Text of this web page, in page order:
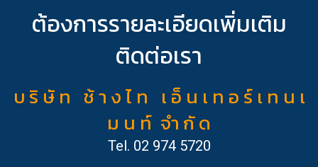
ต้องการรายละเอียดเพิ่มเติม
ติดต่อเรา
บ ริ ษั ท ช้ า ง ไ ท เ อ็ น เ ท อ ร์ เ ท น เ
ม น ท์ จำ กั ด
Tel. 02 974 5720